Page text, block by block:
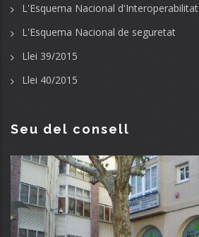
L'Esquema Nacional d'Interoperabilitat
L'Esquema Nacional de seguretat
Llei 39/2015
Llei 40/2015
Seu del consell